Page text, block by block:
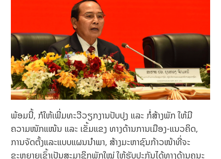
ພ້ອມນີ້, ກໍໃຫ້ເພີ່ມທະວີວຽກງານປັບປຸງ ແລະ ກໍ່ສ້າງພັກ ໃຫ້ມີ
ຄວາມໜັກແໜ້ນ ແລະ ເຂັ້ມແຂງ ທາງດ້ານການເມືອງ-ແນວຄິດ,
ການຈັດຕັ້ງແລະແບບແຜນນໍາພາ, ສ້າງມະຫາຊົນກ້າວໜ້າທີ່ຈະ
ຂະຫຍາຍເຂົ້າເປັນສະມາຊິກພັກໃໝ່ ໃຫ້ຮັບປະກັນໄດ້ທາງດ້ານຄຸນະ